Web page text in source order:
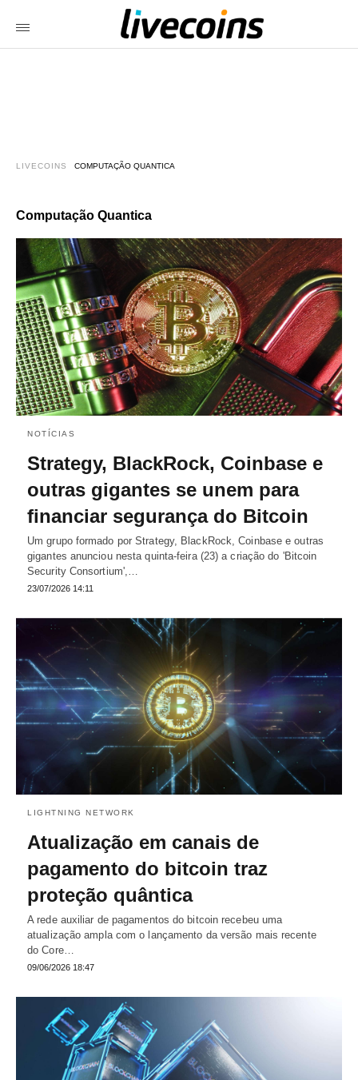
LIVECOINS COMPUTAÇÃO QUANTICA
Computação Quantica
NOTÍCIAS
Strategy, BlackRock, Coinbase e
outras gigantes se unem para
financiar segurança do Bitcoin
Um grupo formado por Strategy, BlackRock, Coinbase e outras
gigantes anunciou nesta quinta-feira (23) a criação do 'Bitcoin
Security Consortium',…
23/07/2026 14:11
LIGHTNING NETWORK
Atualização em canais de
pagamento do bitcoin traz
proteção quântica
A rede auxiliar de pagamentos do bitcoin recebeu uma
atualização ampla com o lançamento da versão mais recente
do Core…
09/06/2026 18:47